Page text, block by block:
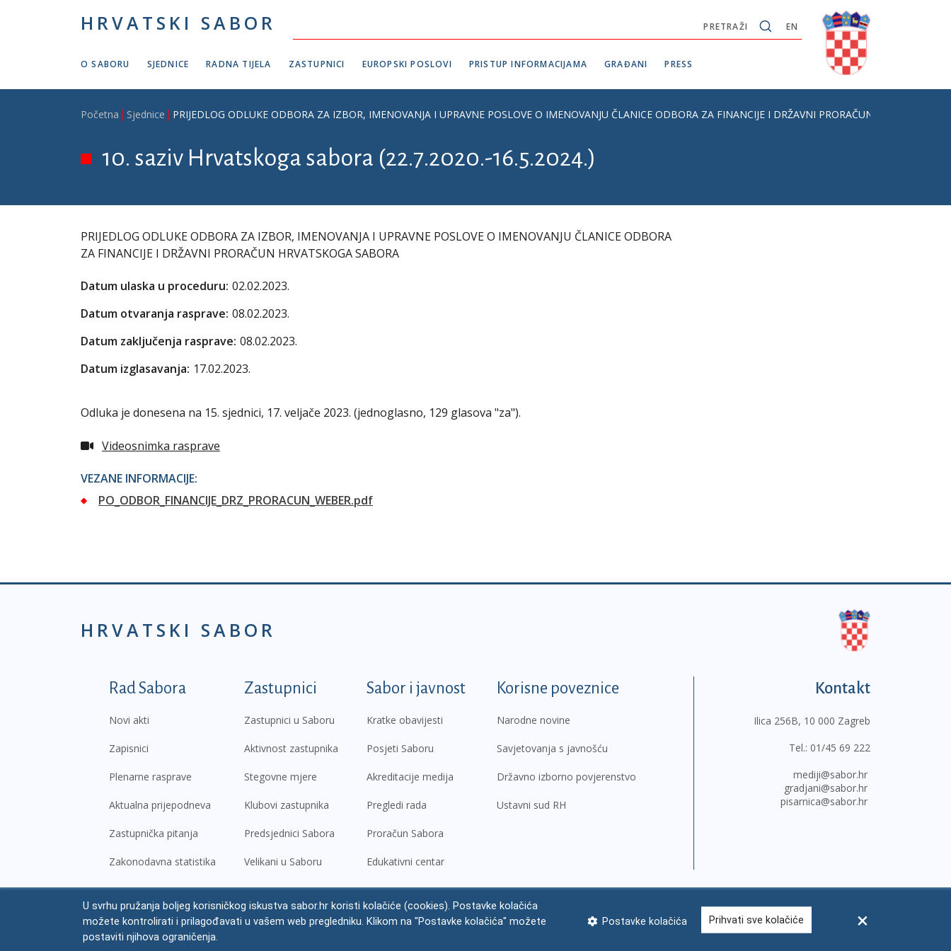
HRVATSKI SABOR EN
PRETRAŽI
O SABORU SJEDNICE RADNA TIJELA ZASTUPNICI EUROPSKI POSLOVI PRISTUP INFORMACIJAMA GRAĐANI PRESS
Breadcrumb
Početna Sjednice PRIJEDLOG ODLUKE ODBORA ZA IZBOR, IMENOVANJA I UPRAVNE POSLOVE O IMENOVANJU ČLANICE ODBORA ZA FINANCIJE I DRŽAVNI PRORAČUN HRVATSKOGA
10. saziv Hrvatskoga sabora (22.7.2020.-16.5.2024.)
PRIJEDLOG ODLUKE ODBORA ZA IZBOR, IMENOVANJA I UPRAVNE POSLOVE O IMENOVANJU ČLANICE ODBORA
ZA FINANCIJE I DRŽAVNI PRORAČUN HRVATSKOGA SABORA
Datum ulaska u proceduru: 02.02.2023.
Datum otvaranja rasprave: 08.02.2023.
Datum zaključenja rasprave: 08.02.2023.
Datum izglasavanja: 17.02.2023.
Odluka je donesena na 15. sjednici, 17. veljače 2023. (jednoglasno, 129 glasova "za").
Videosnimka rasprave
VEZANE INFORMACIJE:
PO_ODBOR_FINANCIJE_DRZ_PRORACUN_WEBER.pdf
HRVATSKI SABOR
Podnožje prvi izbornik
Rad Sabora
Novi akti
Zapisnici
Plenarne rasprave
Aktualna prijepodneva
Zastupnička pitanja
Zakonodavna statistika
Zastupnici
Zastupnici u Saboru
Aktivnost zastupnika
Stegovne mjere
Klubovi zastupnika
Predsjednici Sabora
Velikani u Saboru
Sabor i javnost
Kratke obavijesti
Posjeti Saboru
Akreditacije medija
Pregledi rada
Proračun Sabora
Edukativni centar
Korisne poveznice
Narodne novine
Savjetovanja s javnošću
Državno izborno povjerenstvo
Ustavni sud RH
Kontakt
Ilica 256B, 10 000 Zagreb
Tel.: 01/45 69 222
mediji@sabor.hr
gradjani@sabor.hr
pisarnica@sabor.hr
© Hrvatski sabor, 2026 Pravne napomene Izjava o pristupačnosti Zaštita osobnih podataka Impressum Česta pitanja Kontakti Mapa weba
U svrhu pružanja boljeg korisničkog iskustva sabor.hr koristi kolačiće (cookies). Postavke kolačića
možete kontrolirati i prilagođavati u vašem web pregledniku. Klikom na "Postavke kolačića" možete
postaviti njihova ograničenja.
Postavke kolačića Prihvati sve kolačiće